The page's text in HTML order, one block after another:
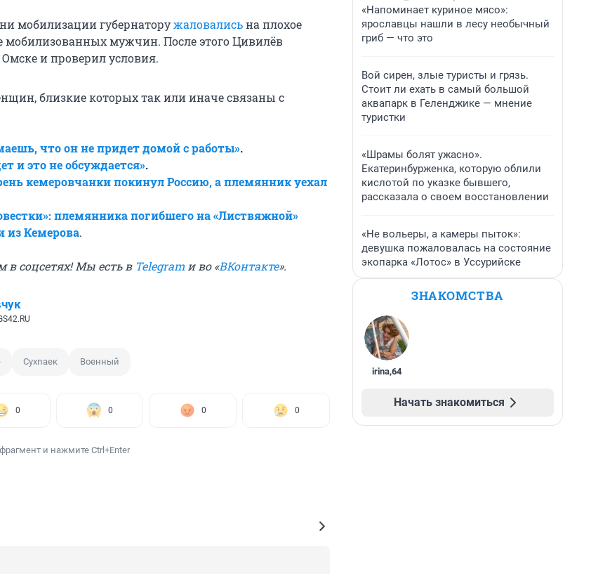
мобилизации губернаторужаловалисьна плохое
мобилизованных мужчин. После этого Цивилёв
и проверил условия.
близкие которых так или иначе связаны с
что он не придет домой с работы».
и это не обсуждается».
кемеровчанки покинул Россию, а племянник уехал
племянника погибшего на «Листвяжной»
из Кемерова.
в соцсетях! Мы есть в Telegram и во «ВКонтакте».
Сухпаек Военный
0 0 0 0
и нажмите Ctrl+Enter
«Напоминает куриное мясо»:
ярославцы нашли в лесу необычный
гриб — что это
Вой сирен, злые туристы и грязь.
Стоит ли ехать в самый большой
аквапарк в Геленджике — мнение
туристки
«Шрамы болят ужасно».
Екатеринбурженка, которую облили
кислотой по указке бывшего,
рассказала о своем восстановлении
«Не вольеры, а камеры пыток»:
девушка пожаловалась на состояние
экопарка «Лотос» в Уссурийске
ЗНАКОМСТВА
irina,64
Начать знакомиться